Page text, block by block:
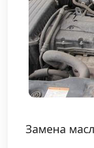
Замена